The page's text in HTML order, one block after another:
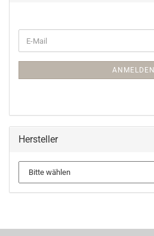
ANMELDEN
Hersteller